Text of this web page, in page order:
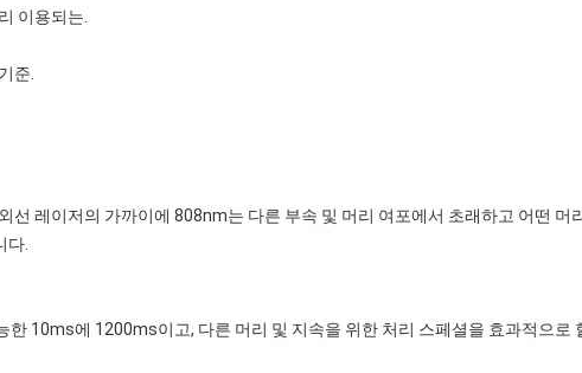
이용되는.
준.
선 레이저의 가까이에 808nm는 다른 부속 및 머리 여포에서 초래하고 어떤
다.
한 10ms에 1200ms이고, 다른 머리 및 지속을 위한 처리 스페셜을 효과적으로